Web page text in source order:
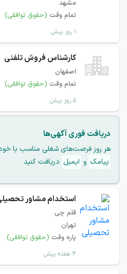
مشهد
تمام وقت (حقوق توافقی)
۱ روز پیش
کارشناس فروش تلفنی
اصفهان
تمام وقت (حقوق توافقی)
۵ روز پیش
دریافت فوری آگهی‌ها
هر روز فرصت‌های شغلی مناسب با خود
پیامک و ایمیل دریافت کنید
استخدام مشاور
قلم چی
تهران
پاره وقت (حقوق توافقی)
۴ هفته پیش